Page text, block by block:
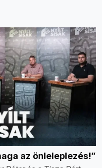
az önleleplezés!”